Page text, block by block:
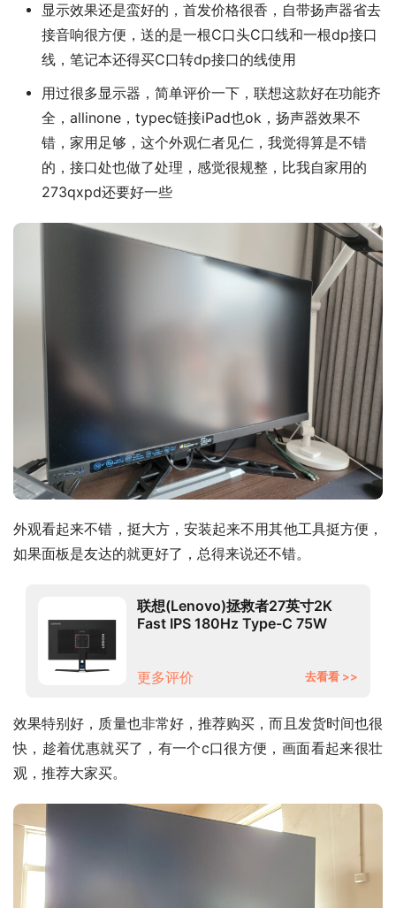
显示效果还是蛮好的，首发价格很香，自带扬声器省去
接音响很方便，送的是一根C口头C口线和一根dp接口
线，笔记本还得买C口转dp接口的线使用
用过很多显示器，简单评价一下，联想这款好在功能齐
全，allinone，typec链接iPad也ok，扬声器效果不
错，家用足够，这个外观仁者见仁，我觉得算是不错
的，接口处也做了处理，感觉很规整，比我自家用的
273qxpd还要好一些
外观看起来不错，挺大方，安装起来不用其他工具挺方便，
如果面板是友达的就更好了，总得来说还不错。
联想(Lenovo)拯救者27英寸2K
Fast IPS 180Hz Type-C 75W
更多评价
去看看 >>
效果特别好，质量也非常好，推荐购买，而且发货时间也很
快，趁着优惠就买了，有一个c口很方便，画面看起来很壮
观，推荐大家买。